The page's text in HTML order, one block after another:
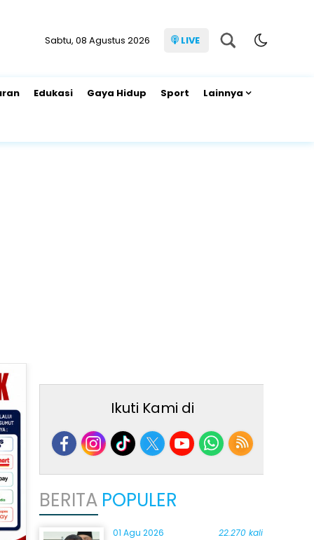
Sabtu, 08 Agustus 2026 LIVE
Edukasi Gaya Hidup Sport Lainnya
Ikuti Kami di
BERITA POPULER
01 Agu 2026 22.270 kali